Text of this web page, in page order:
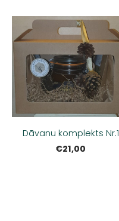
Dāvanu komplekts Nr.1
€21,00